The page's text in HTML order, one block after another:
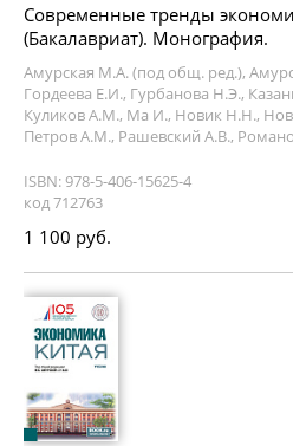
Современные тренды
(Бакалавриат). Монография.
Амурская М.А. (под общ. ред.),
Гордеева Е.И., Гурбанова Н.Э.,
Куликов А.М., Ма И., Новик Н.Н.,
Петров А.М., Рашевский А.В.,
ISBN: 978-5-406-15625-4
код 712763
1 100 руб.